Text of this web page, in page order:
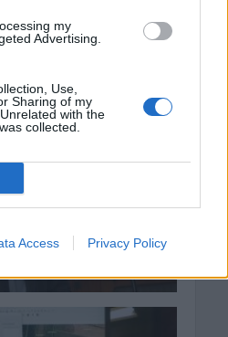
my
Advertising.
Use,
Sharing of my
with the
collected.
Access Privacy Policy